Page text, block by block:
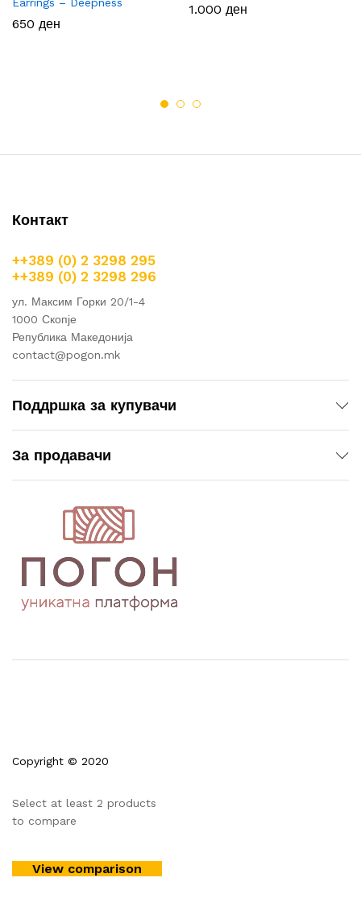
650 ден
1.000 ден
Контакт
++389 (0) 2 3298 295
++389 (0) 2 3298 296
ул. Максим Горки 20/1-4
1000 Скопје
Република Македонија
contact@pogon.mk
Поддршка за купувачи
За продавачи
Copyright © 2020
Select at least 2 products
to compare
View comparison